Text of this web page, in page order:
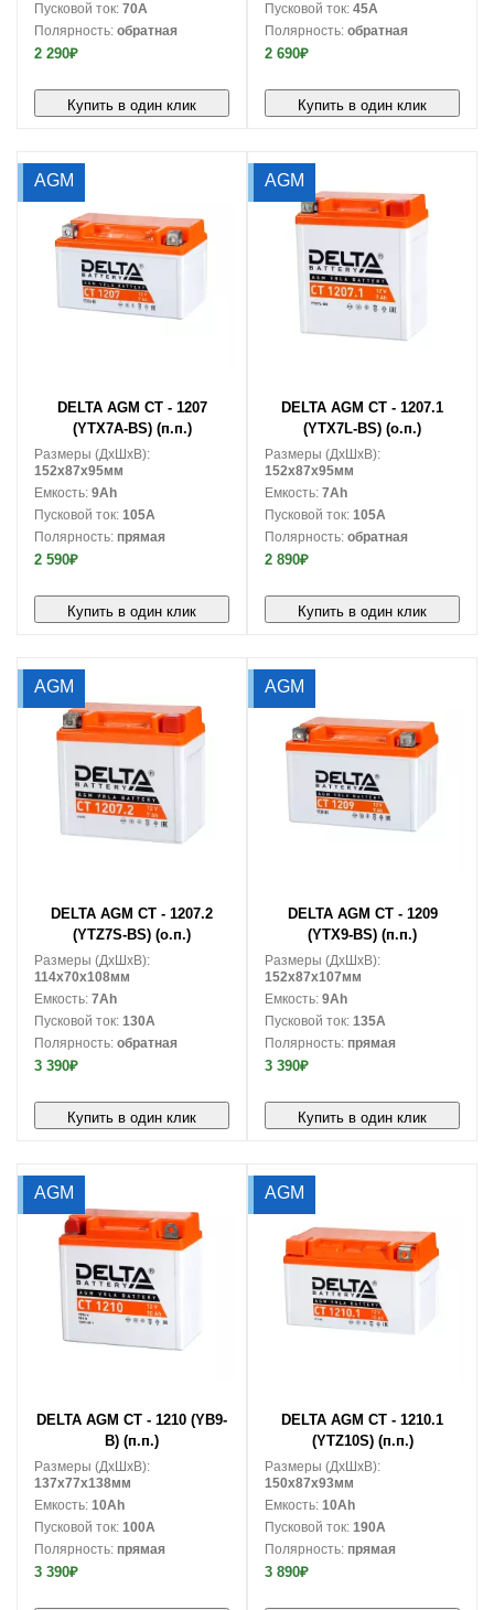
Пусковой ток: 70A
Полярность: обратная
2 290₽
Купить в один клик
Пусковой ток: 45A
Полярность: обратная
2 690₽
Купить в один клик
AGM
DELTA AGM CT - 1207
(YTX7A-BS) (п.п.)
Размеры (ДxШxВ):
152x87x95мм
Емкость: 9Ah
Пусковой ток: 105A
Полярность: прямая
2 590₽
Купить в один клик
AGM
DELTA AGM CT - 1207.1
(YTX7L-BS) (о.п.)
Размеры (ДxШxВ):
152x87x95мм
Емкость: 7Ah
Пусковой ток: 105A
Полярность: обратная
2 890₽
Купить в один клик
AGM
DELTA AGM CT - 1207.2
(YTZ7S-BS) (о.п.)
Размеры (ДxШxВ):
114x70x108мм
Емкость: 7Ah
Пусковой ток: 130A
Полярность: обратная
3 390₽
Купить в один клик
AGM
DELTA AGM CT - 1209
(YTX9-BS) (п.п.)
Размеры (ДxШxВ):
152x87x107мм
Емкость: 9Ah
Пусковой ток: 135A
Полярность: прямая
3 390₽
Купить в один клик
AGM
DELTA AGM CT - 1210 (YB9-
B) (п.п.)
Размеры (ДxШxВ):
137x77x138мм
Емкость: 10Ah
Пусковой ток: 100A
Полярность: прямая
3 390₽
AGM
DELTA AGM CT - 1210.1
(YTZ10S) (п.п.)
Размеры (ДxШxВ):
150x87x93мм
Емкость: 10Ah
Пусковой ток: 190A
Полярность: прямая
3 890₽